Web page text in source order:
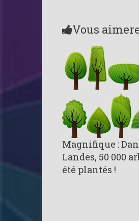
Vous
Magnifique :
Landes, 50 000
été plantés !